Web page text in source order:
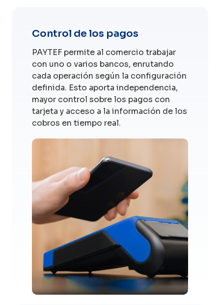
Control de los pagos
PAYTEF permite al comercio trabajar
con uno o varios bancos, enrutando
cada operación según la configuración
definida. Esto aporta independencia,
mayor control sobre los pagos con
tarjeta y acceso a la información de los
cobros en tiempo real.